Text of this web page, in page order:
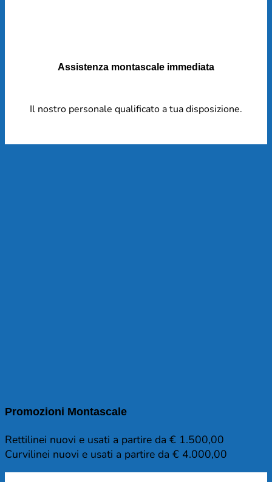
Assistenza montascale immediata
Il nostro personale qualificato a tua disposizione.
Promozioni Montascale
Rettilinei nuovi e usati a partire da € 1.500,00
Curvilinei nuovi e usati a partire da € 4.000,00